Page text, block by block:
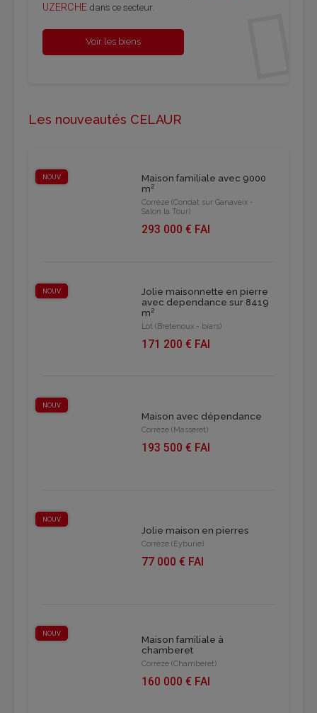
UZERCHE dans ce secteur.
Voir les biens
Les nouveautés CELAUR
NOUV
Maison familiale avec 9000
m²
Corrèze (Condat sur Ganaveix -
Salon la Tour)
293 000 € FAI
NOUV
Jolie maisonnette en pierre
avec dependance sur 8419
m²
Lot (Bretenoux - biars)
171 200 € FAI
NOUV
Maison avec dépendance
Corrèze (Masseret)
193 500 € FAI
NOUV
Jolie maison en pierres
Corrèze (Eyburie)
77 000 € FAI
NOUV
Maison familiale à
chamberet
Corrèze (Chamberet)
160 000 € FAI